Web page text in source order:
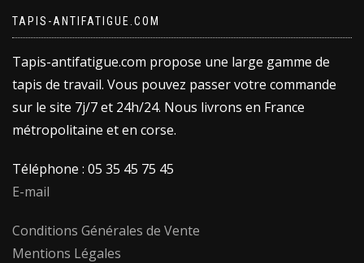
TAPIS-ANTIFATIGUE.COM
Tapis-antifatigue.com propose une large gamme de
tapis de travail. Vous pouvez passer votre commande
sur le site 7j/7 et 24h/24. Nous livrons en France
métropolitaine et en corse.
Téléphone : 05 35 45 75 45
E-mail
Conditions Générales de Vente
Mentions Légales